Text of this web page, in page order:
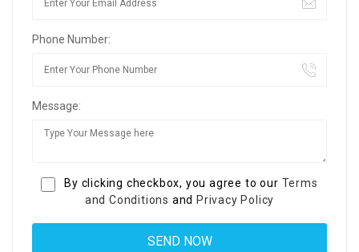
Phone Number:
Message:
By clicking checkbox, you agree to our Terms
and Conditions and Privacy Policy